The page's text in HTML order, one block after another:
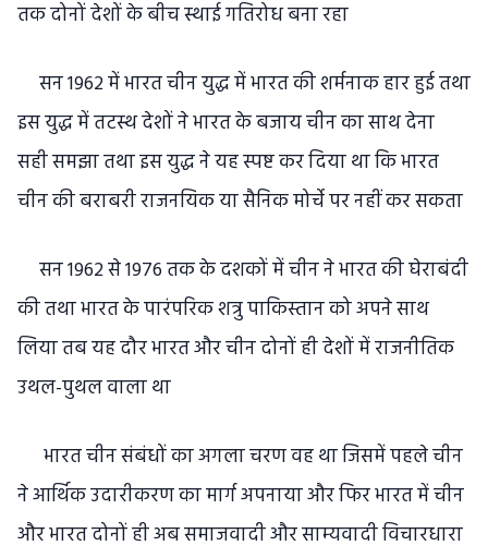
तक दोनों देशों के बीच स्थाई गतिरोध बना रहा
सन 1962 में भारत चीन युद्ध में भारत की शर्मनाक हार हुई तथा
इस युद्ध में तटस्थ देशों ने भारत के बजाय चीन का साथ देना
सही समझा तथा इस युद्ध ने यह स्पष्ट कर दिया था कि भारत
चीन की बराबरी राजनयिक या सैनिक मोर्चे पर नहीं कर सकता
सन 1962 से 1976 तक के दशकों में चीन ने भारत की घेराबंदी
की तथा भारत के पारंपरिक शत्रु पाकिस्तान को अपने साथ
लिया तब यह दौर भारत और चीन दोनों ही देशों में राजनीतिक
उथल-पुथल वाला था
भारत चीन संबंधों का अगला चरण वह था जिसमें पहले चीन
ने आर्थिक उदारीकरण का मार्ग अपनाया और फिर भारत में चीन
और भारत दोनों ही अब समाजवादी और साम्यवादी विचारधारा